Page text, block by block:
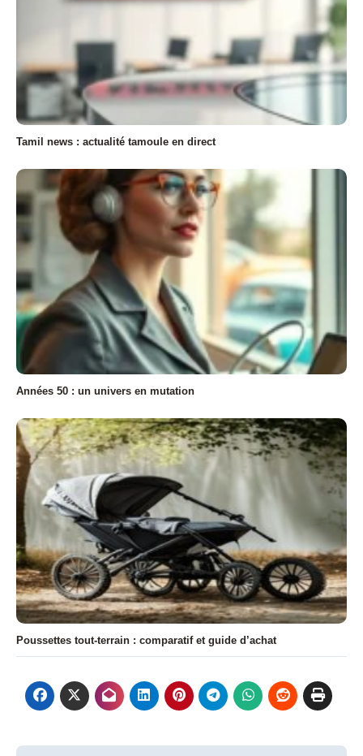
Tamil news : actualité tamoule en direct
Années 50 : un univers en mutation
Poussettes tout-terrain : comparatif et guide d’achat